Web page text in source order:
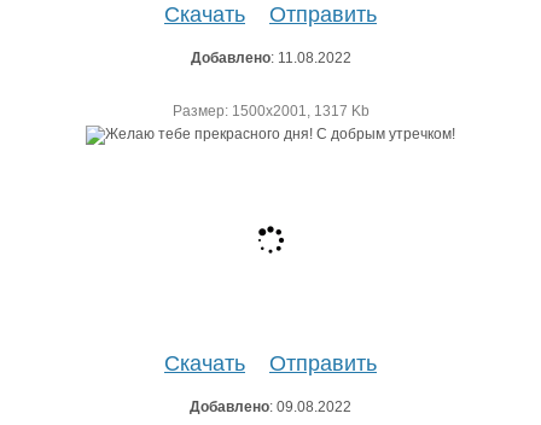
Скачать Отправить
Добавлено: 11.08.2022
Размер: 1500х2001, 1317 Kb
Скачать Отправить
Добавлено: 09.08.2022